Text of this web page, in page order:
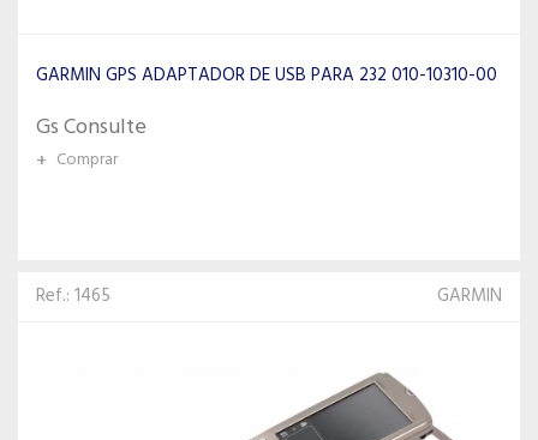
GARMIN GPS ADAPTADOR DE USB PARA 232 010-10310-00
Gs Consulte
+ Comprar
Ref.: 1465 GARMIN